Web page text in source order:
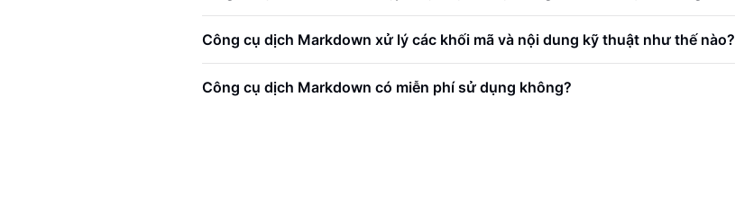
Công cụ dịch Markdown xử lý các khối mã và nội dung kỹ thuật như thế nào?
Công cụ dịch Markdown có miễn phí sử dụng không?